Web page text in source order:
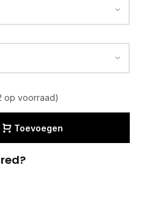
op voorraad)
Toevoegen